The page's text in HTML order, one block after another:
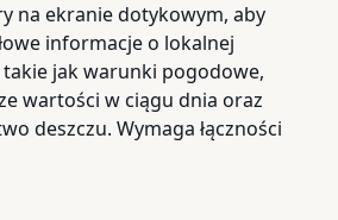
na ekranie dotykowym, aby
informacje o lokalnej
jak warunki pogodowe,
wartości w ciągu dnia oraz
deszczu. Wymaga łączności